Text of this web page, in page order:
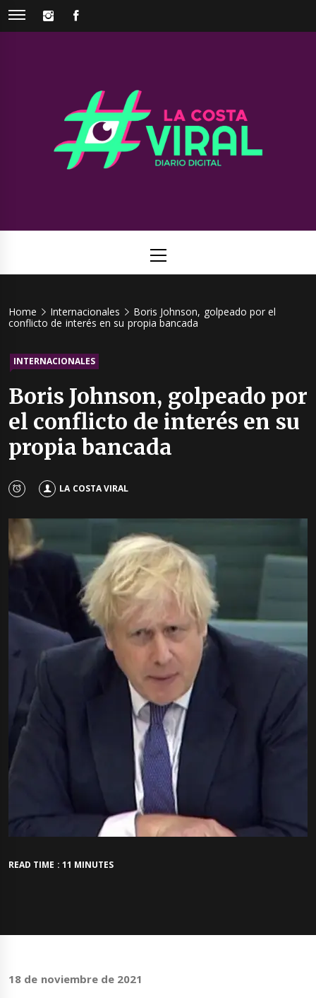
Skip
INSTAGRAM
Viral
Menu
Home Internacionales
Boris Johnson, golpeado por el
conflicto de interés en su propia bancada
INTERNACIONALES
Boris Johnson, golpeado por
el conflicto de interés en su
propia bancada
LA COSTA VIRAL
READ TIME : 11 MINUTES
18 de noviembre de 2021